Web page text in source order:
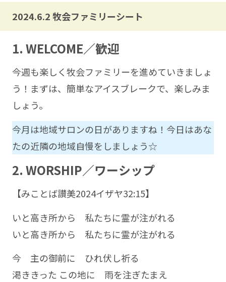
2024.6.2 牧会ファミリーシート
1. WELCOME／歓迎
今週も楽しく牧会ファミリーを進めていきましょ
う！まずは、簡単なアイスブレークで、楽しみま
しょう。
今月は地域サロンの日がありますね！今日はあな
たの近隣の地域自慢をしましょう☆
2. WORSHIP／ワーシップ
【みことば讃美2024イザヤ32:15】
いと高き所から 私たちに霊が注がれる
いと高き所から 私たちに霊が注がれる
今 主の御前に ひれ伏し祈る
渇ききった この地に 雨を注ぎたまえ